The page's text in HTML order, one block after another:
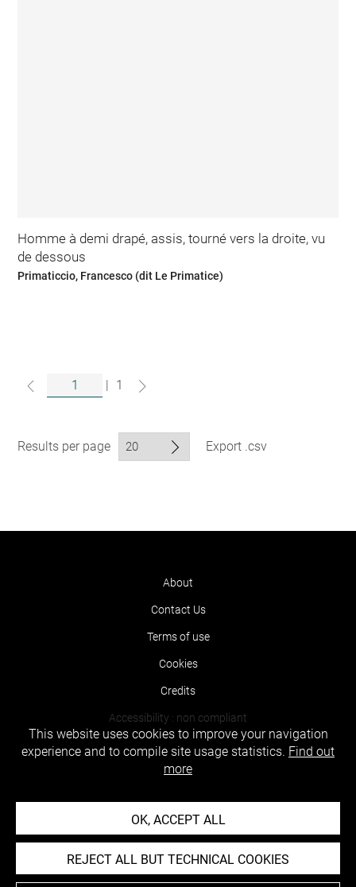
Homme à demi drapé, assis, tourné vers la droite, vu
de dessous
Primaticcio, Francesco (dit Le Primatice)
1
Results per page Export .csv
About
Contact Us
Terms of use
Cookies
Credits
Accessibility : non compliant
This website uses cookies to improve your navigation
experience and to compile site usage statistics. Find out
more
OK, ACCEPT ALL
REJECT ALL BUT TECHNICAL COOKIES